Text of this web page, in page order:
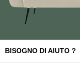
BISOGNO DI AIUTO ?